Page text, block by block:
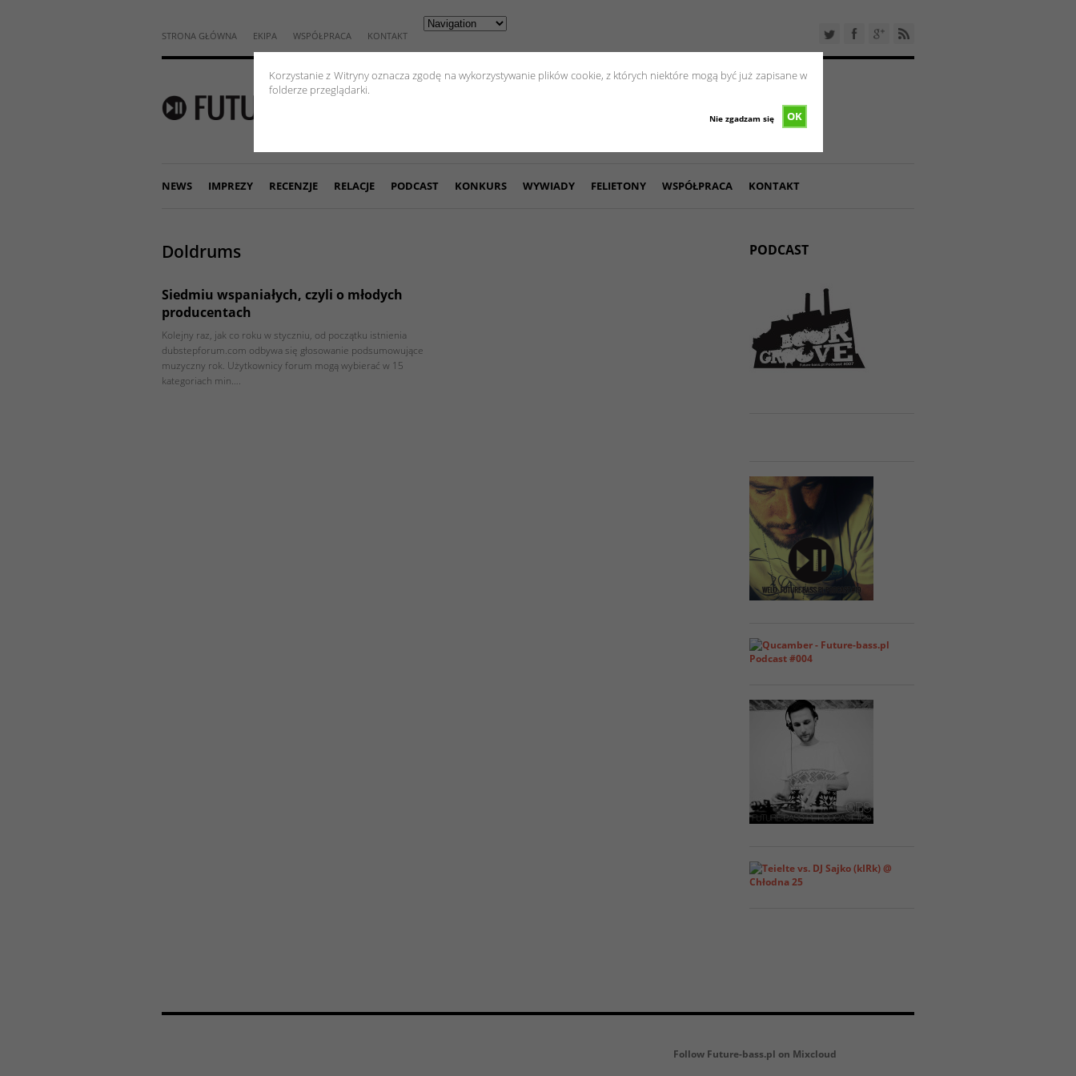
Korzystanie z Witryny oznacza zgodę na wykorzystywanie plików cookie, z których niektóre mogą być już zapisane w
folderze przeglądarki.
OK
Nie zgadzam się
STRONA GŁÓWNA EKIPA WSPÓŁPRACA KONTAKT
NEWS IMPREZY RECENZJE RELACJE PODCAST KONKURS WYWIADY FELIETONY WSPÓŁPRACA KONTAKT
Doldrums
Siedmiu wspaniałych, czyli o młodych
producentach
Kolejny raz, jak co roku w styczniu, od początku istnienia
dubstepforum.com odbywa się głosowanie podsumowujące
muzyczny rok. Użytkownicy forum mogą wybierać w 15
kategoriach min….
PODCAST
Follow Future-bass.pl on Mixcloud